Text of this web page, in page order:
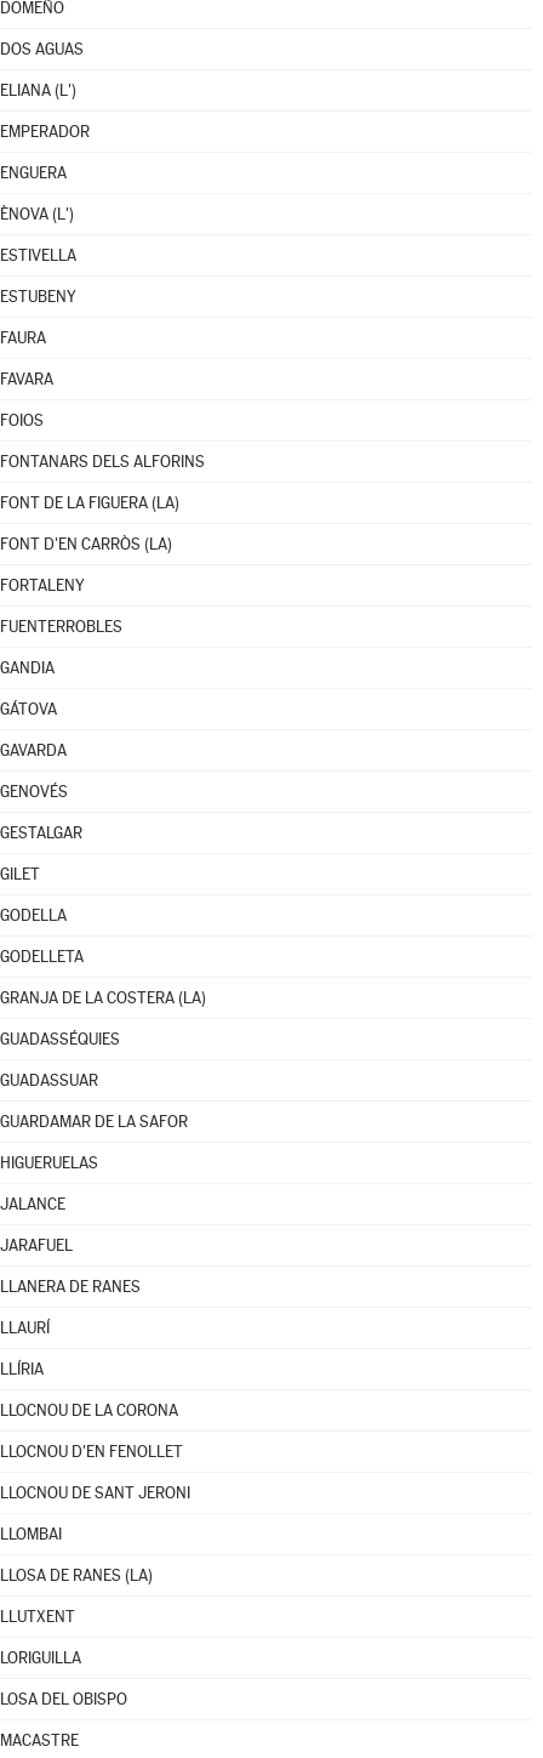
DOMEÑO
DOS AGUAS
ELIANA (L')
EMPERADOR
ENGUERA
ÈNOVA (L')
ESTIVELLA
ESTUBENY
FAURA
FAVARA
FOIOS
FONTANARS DELS ALFORINS
FONT DE LA FIGUERA (LA)
FONT D'EN CARRÒS (LA)
FORTALENY
FUENTERROBLES
GANDIA
GÁTOVA
GAVARDA
GENOVÉS
GESTALGAR
GILET
GODELLA
GODELLETA
GRANJA DE LA COSTERA (LA)
GUADASSÉQUIES
GUADASSUAR
GUARDAMAR DE LA SAFOR
HIGUERUELAS
JALANCE
JARAFUEL
LLANERA DE RANES
LLAURÍ
LLÍRIA
LLOCNOU DE LA CORONA
LLOCNOU D'EN FENOLLET
LLOCNOU DE SANT JERONI
LLOMBAI
LLOSA DE RANES (LA)
LLUTXENT
LORIGUILLA
LOSA DEL OBISPO
MACASTRE